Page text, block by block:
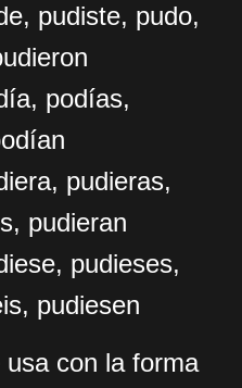
pudo,
pudieran
pudiesen
usa con la forma